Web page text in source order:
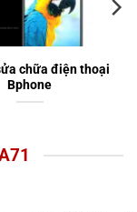
chữa điện thoại
Bphone